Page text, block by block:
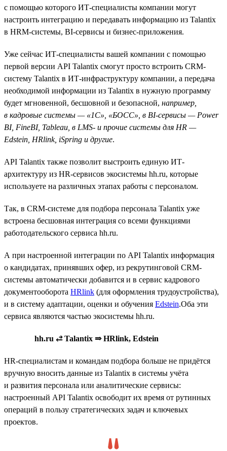
с помощью которого ИТ-специалисты компании могут
настроить интеграцию и передавать информацию из Talantix
в HRM-системы, BI-сервисы и бизнес-приложения.
Уже сейчас ИТ-специалисты вашей компании с помощью
первой версии API Talantix смогут просто встроить CRM-
систему Talantix в ИТ-инфраструктуру компании, а передача
необходимой информации из Talantix в нужную программу
будет мгновенной, бесшовной и безопасной, например,
в кадровые системы — «1С», «БОСС», в BI-сервисы — Power
BI, FineBI, Tableau, в LMS- и прочие системы для HR —
Edstein, HRlink, iSpring и другие.
API Talantix также позволит выстроить единую ИТ-
архитектуру из HR-сервисов экосистемы hh.ru, которые
используете на различных этапах работы с персоналом.
Так, в CRM-системе для подбора персонала Talantix уже
встроена бесшовная интеграция со всеми функциями
работодательского сервиса hh.ru.
А при настроенной интеграции по API Talantix информация
о кандидатах, принявших офер, из рекрутинговой CRM-
системы автоматически добавится и в сервис кадрового
документооборота HRlink (для оформления трудоустройства),
и в систему адаптации, оценки и обучения Edstein.Оба эти
сервиса являются частью экосистемы hh.ru.
hh.ru ⥄ Talantix ⇒ HRlink, Edstein
HR-специалистам и командам подбора больше не придётся
вручную вносить данные из Talantix в системы учёта
и развития персонала или аналитические сервисы:
настроенный API Talantix освободит их время от рутинных
операций в пользу стратегических задач и ключевых
проектов.